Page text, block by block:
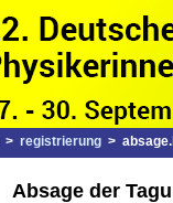
> registrierung >
Absage der